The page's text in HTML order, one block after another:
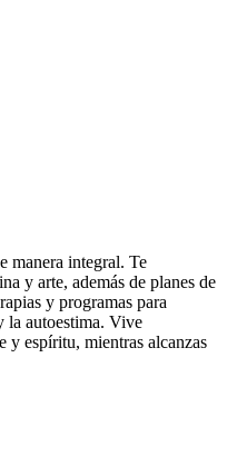
manera integral. Te
y arte, además de planes de
y programas para
la autoestima. Vive
y espíritu, mientras alcanzas